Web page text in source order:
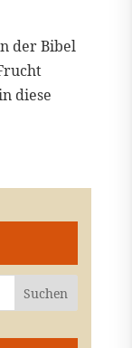
der Bibel
diese